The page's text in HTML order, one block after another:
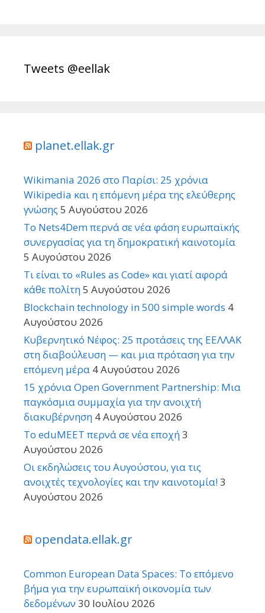
Tweets @eellak
planet.ellak.gr
Wikimania 2026 στο Παρίσι: 25 χρόνια
Wikipedia και η επόμενη μέρα της ελεύθερης
γνώσης 5 Αυγούστου 2026
Το Nets4Dem περνά σε νέα φάση ευρωπαϊκής
συνεργασίας για τη δημοκρατική καινοτομία
5 Αυγούστου 2026
Τι είναι το «Rules as Code» και γιατί αφορά
κάθε πολίτη5 Αυγούστου 2026
Blockchain technology in 500 simple words 4
Αυγούστου 2026
Κυβερνητικό Νέφος: 25 προτάσεις της ΕΕΛΛΑΚ
στη διαβούλευση — και μια πρόταση για την
επόμενη μέρα 4 Αυγούστου 2026
15 χρόνια Open Government Partnership: Μια
παγκόσμια συμμαχία για την ανοιχτή
διακυβέρνηση 4 Αυγούστου 2026
Το eduMEET περνά σε νέα εποχή3
Αυγούστου 2026
Οι εκδηλώσεις του Αυγούστου, για τις
ανοιχτές τεχνολογίες και την καινοτομία!3
Αυγούστου 2026
opendata.ellak.gr
Common European Data Spaces: Το επόμενο
βήμα για την ευρωπαϊκή οικονομία των
δεδομένων 30 Ιουλίου 2026